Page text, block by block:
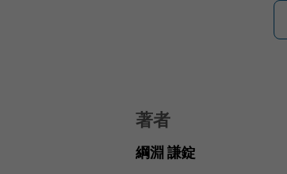
著者
綱淵 謙錠